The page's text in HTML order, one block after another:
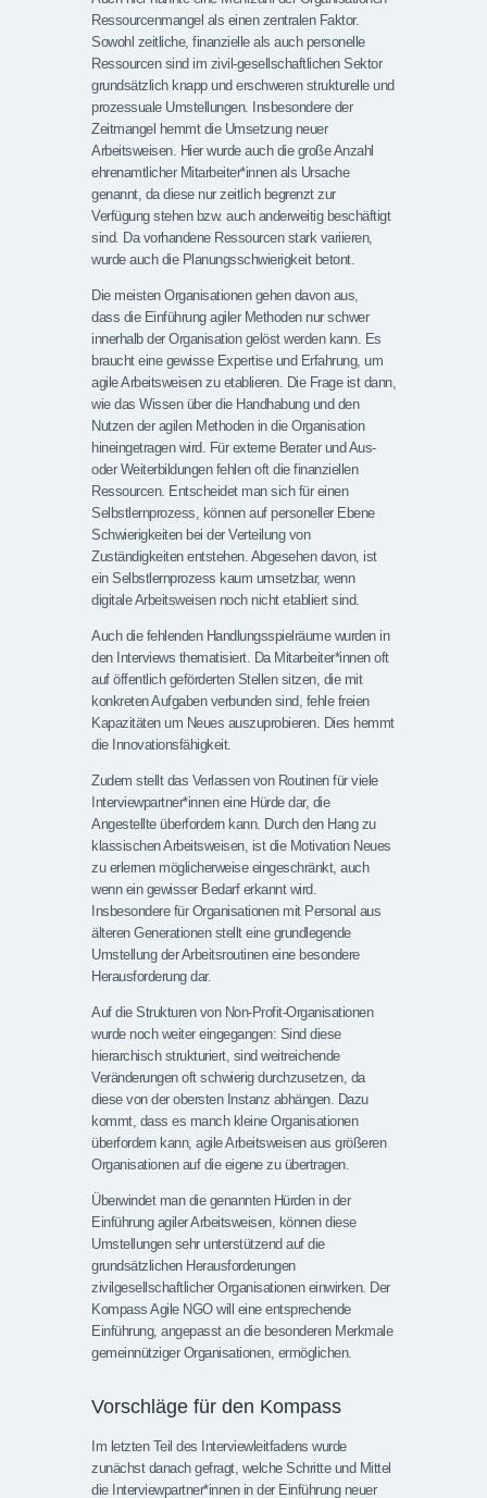
Ressourcenmangel als einen zentralen Faktor.
Sowohl zeitliche, finanzielle als auch personelle
Ressourcen sind im zivil-gesellschaftlichen Sektor
grundsätzlich knapp und erschweren strukturelle und
prozessuale Umstellungen. Insbesondere der
Zeitmangel hemmt die Umsetzung neuer
Arbeitsweisen. Hier wurde auch die große Anzahl
ehrenamtlicher Mitarbeiter*innen als Ursache
genannt, da diese nur zeitlich begrenzt zur
Verfügung stehen bzw. auch anderweitig beschäftigt
sind. Da vorhandene Ressourcen stark variieren,
wurde auch die Planungsschwierigkeit betont.
Die meisten Organisationen gehen davon aus,
dass die Einführung agiler Methoden nur schwer
innerhalb der Organisation gelöst werden kann. Es
braucht eine gewisse Expertise und Erfahrung, um
agile Arbeitsweisen zu etablieren. Die Frage ist dann,
wie das Wissen über die Handhabung und den
Nutzen der agilen Methoden in die Organisation
hineingetragen wird. Für externe Berater und Aus-
oder Weiterbildungen fehlen oft die finanziellen
Ressourcen. Entscheidet man sich für einen
Selbstlernprozess, können auf personeller Ebene
Schwierigkeiten bei der Verteilung von
Zuständigkeiten entstehen. Abgesehen davon, ist
ein Selbstlernprozess kaum umsetzbar, wenn
digitale Arbeitsweisen noch nicht etabliert sind.
Auch die fehlenden Handlungsspielräume wurden in
den Interviews thematisiert. Da Mitarbeiter*innen oft
auf öffentlich geförderten Stellen sitzen, die mit
konkreten Aufgaben verbunden sind, fehle freien
Kapazitäten um Neues auszuprobieren. Dies hemmt
die Innovationsfähigkeit.
Zudem stellt das Verlassen von Routinen für viele
Interviewpartner*innen eine Hürde dar, die
Angestellte überfordern kann. Durch den Hang zu
klassischen Arbeitsweisen, ist die Motivation Neues
zu erlernen möglicherweise eingeschränkt, auch
wenn ein gewisser Bedarf erkannt wird.
Insbesondere für Organisationen mit Personal aus
älteren Generationen stellt eine grundlegende
Umstellung der Arbeitsroutinen eine besondere
Herausforderung dar.
Auf die Strukturen von Non-Profit-Organisationen
wurde noch weiter eingegangen: Sind diese
hierarchisch strukturiert, sind weitreichende
Veränderungen oft schwierig durchzusetzen, da
diese von der obersten Instanz abhängen. Dazu
kommt, dass es manch kleine Organisationen
überfordern kann, agile Arbeitsweisen aus größeren
Organisationen auf die eigene zu übertragen.
Überwindet man die genannten Hürden in der
Einführung agiler Arbeitsweisen, können diese
Umstellungen sehr unterstützend auf die
grundsätzlichen Herausforderungen
zivilgesellschaftlicher Organisationen einwirken. Der
Kompass Agile NGO will eine entsprechende
Einführung, angepasst an die besonderen Merkmale
gemeinnütziger Organisationen, ermöglichen.
Vorschläge für den Kompass
Im letzten Teil des Interviewleitfadens wurde
zunächst danach gefragt, welche Schritte und Mittel
die Interviewpartner*innen in der Einführung neuer